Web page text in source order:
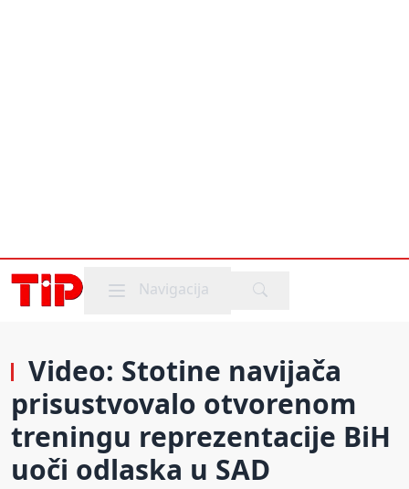
Mobile menu
Navigacija
Video: Stotine navijača
prisustvovalo otvorenom
treningu reprezentacije BiH
uoči odlaska u SAD